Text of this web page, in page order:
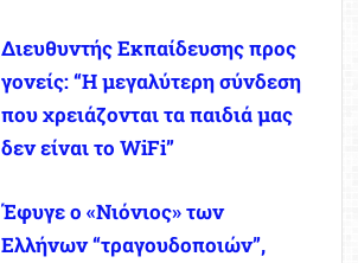
Διευθυντής Εκπαίδευσης προς
γονείς: “Η μεγαλύτερη σύνδεση
που χρειάζονται τα παιδιά μας
δεν είναι το WiFi”
Έφυγε ο «Νιόνιος» των
Ελλήνων “τραγουδοποιών”,